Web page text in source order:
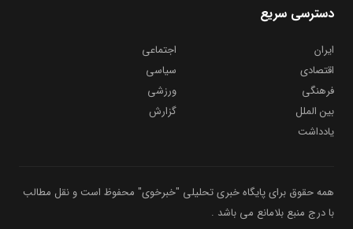
دسترسی سریع
ایران
اجتماعی
اقتصادی
سیاسی
فرهنگی
ورزشی
بین الملل
گزارش
یادداشت
همه حقوق برای پایگاه خبری تحلیلی "خبرخوی" محفوظ است و نقل مطالب
با درج منبع بلامانع می باشد .